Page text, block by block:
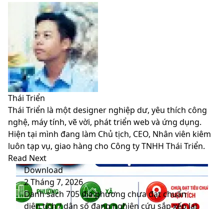
Facebook
LinkedIn
Pinterest
Messenger
Messenger
WhatsApp
Telegram
Facebook
LinkedIn
Pinterest
Messenger
Messenger
WhatsApp
Telegram
Thái Triển
Thái Triển là một designer nghiệp dư, yêu thích công
nghệ, máy tính, vẽ vời, phát triển web và ứng dụng.
Hiện tại mình đang làm Chủ tịch, CEO, Nhân viên kiêm
luôn tạp vụ, giao hàng cho Công ty TNHH Thái Triển.
Website
Facebook
LinkedIn
YouTube
Read Next
Download
2 Tháng 7, 2026
Danh sách 705 địa phương chưa đạt chuẩn
diện tích / dân số đang nghiên cứu sắp xếp lại